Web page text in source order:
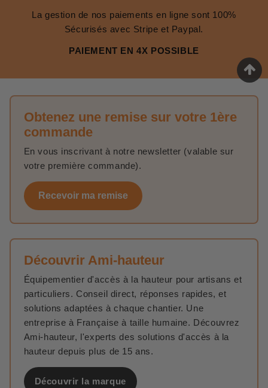
La gestion de nos paiements en ligne sont 100%
Sécurisés avec Stripe et Paypal.
PAIEMENT EN 4X POSSIBLE
Obtenez une remise sur votre 1ère
commande
En vous inscrivant à notre newsletter (valable sur
votre première commande).
Recevoir ma remise
Découvrir Ami-hauteur
Équipementier d'accès à la hauteur pour artisans et
particuliers. Conseil direct, réponses rapides, et
solutions adaptées à chaque chantier. Une
entreprise à Française à taille humaine. Découvrez
Ami-hauteur, l'experts des solutions d'accès à la
hauteur depuis plus de 15 ans.
Découvrir la marque